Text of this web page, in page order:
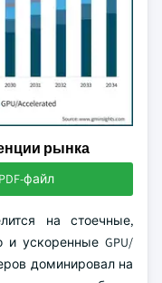
рынка
файл
на стоечные,
ускоренные GPU/
доминировал на